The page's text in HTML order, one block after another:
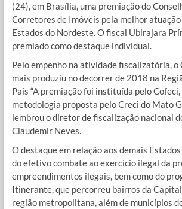
(24), em Brasília, uma premiação do
Corretores de Imóveis pela melhor
Estados do Nordeste. O fiscal Ubirajara
premiado como destaque individual.
Pelo empenho na atividade fiscalizatória, o
mais produziu no decorrer de 2018 na
País “A premiação foi instituída pelo
metodologia proposta pelo Creci do Mato
lembrou o diretor de fiscalização nacional
Claudemir Neves.
O destaque em relação aos demais
do efetivo combate ao exercício ilegal da
empreendimentos ilegais, bem como do
Itinerante, que percorreu bairros da Capital
região metropolitana, além de municípios